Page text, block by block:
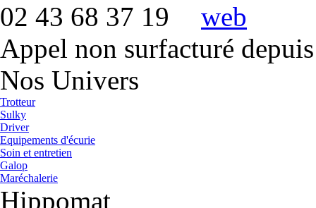
02 43 68 37 19
Appel non surfacturé
Nos Univers
Trotteur
Sulky
Driver
Equipements d'écurie
Soin et entretien
Galop
Maréchalerie
Hippomat